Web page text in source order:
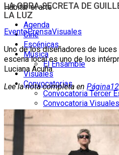
Habitar el arte
Agenda
Cine
Escénicas
Música
El Ensamble
Visuales
Convocatorias
Convocatoria Tercer
Convocatoria Visuales
Convocatoria Música
Educación
LA OBRA SECRETA DE
LA LUZ
EventoPrensaVisuales
Uno de los diseñadores de
escena local es uno de los
Luciana Acuña.
Lee la nota completa en Página12